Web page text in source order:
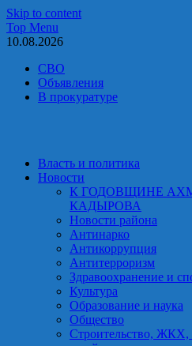
Skip to content
Top Menu
10.08.2026
СВО
Объявления
В прокуратуре
Власть и политика
Новости
К ГОДОВЩИНЕ
КАДЫРОВА
Новости района
Антинарко
Антикоррупция
Антитерроризм
Здравоохранение и
Культура
Образование и наука
Общество
Строительство, ЖКХ,